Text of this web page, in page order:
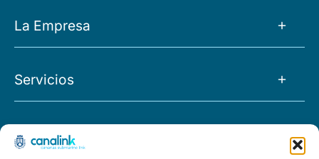
La Empresa
Empleo
FAQs
Servicios
O&M
Proyectos